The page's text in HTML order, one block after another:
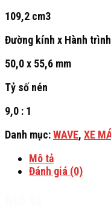
109,2 cm3
Đường kính x Hành
50,0 x 55,6 mm
Tỷ số nén
9,0 : 1
Danh mục:WAVE, XE
Mô tả
Đánh giá (0)